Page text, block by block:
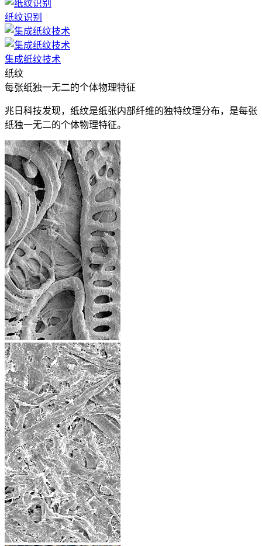
纸纹识别
集成纸纹技术
纸纹
每张纸独一无二的个体物理特征
兆日科技发现，纸纹是纸张内部纤维的独特纹理分布，是每张
纸独一无二的个体物理特征。